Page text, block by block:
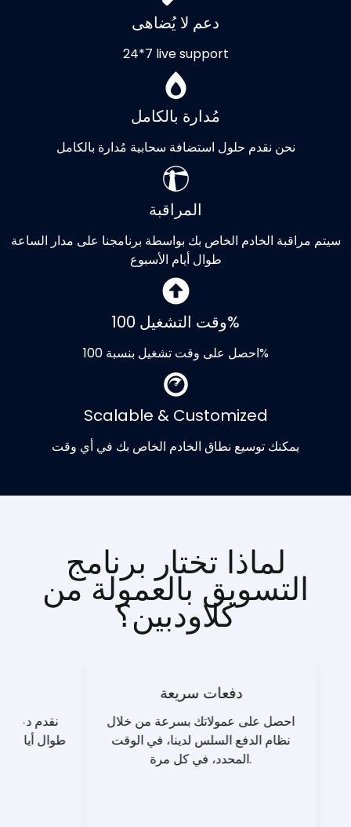
دعم لا يُضاهى
24*7 live support
مُدارة بالكامل
نحن نقدم حلول استضافة سحابية مُدارة بالكامل
المراقبة
سيتم مراقبة الخادم الخاص بك بواسطة برنامجنا على مدار الساعة
طوال أيام الأسبوع
وقت التشغيل 100%
احصل على وقت تشغيل بنسبة 100%
Scalable & Customized
يمكنك توسيع نطاق الخادم الخاص بك في أي وقت
لماذا تختار برنامج
التسويق بالعمولة من
كلاودبين؟
احصل على عمولاتك بسرعة من
نظام الدفع السلس لدينا، في الوقت
اكسب عمولة متكررة تصل إلى 20% مع